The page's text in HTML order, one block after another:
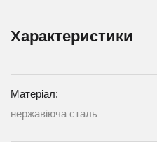
Характеристики
Матеріал:
нержавіюча сталь